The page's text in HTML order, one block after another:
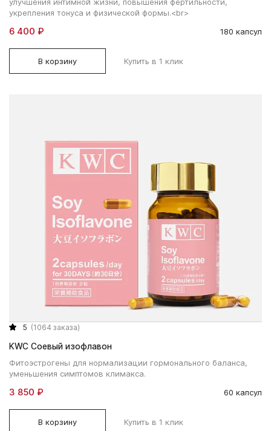
укрепления тонуса и физической формы.<br>
6 400 ₽ 180 капсул
В корзину Купить в 1 клик
5 (1064 заказа)
KWC Соевый изофлавон
Фитоэстрогены для нормализации гормонального баланса,
уменьшения симптомов климакса.
3 850 ₽ 60 капсул
В корзину Купить в 1 клик